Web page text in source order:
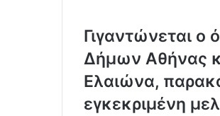
Γιγαντώνεται ο
Δήμων Αθήνας
Ελαιώνα,
εγκεκριμένη